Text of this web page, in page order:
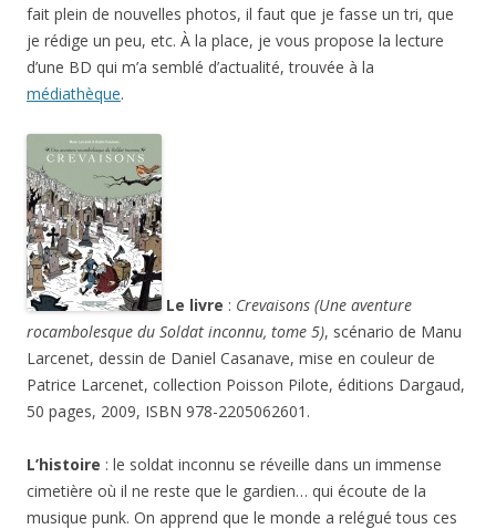
fait plein de nouvelles photos, il faut que je fasse un tri, que
je rédige un peu, etc. À la place, je vous propose la lecture
d’une BD qui m’a semblé d’actualité, trouvée à la
médiathèque.
Le livre : Crevaisons (Une aventure
rocambolesque du Soldat inconnu, tome 5), scénario de Manu
Larcenet, dessin de Daniel Casanave, mise en couleur de
Patrice Larcenet, collection Poisson Pilote, éditions Dargaud,
50 pages, 2009, ISBN 978-2205062601.
L’histoire : le soldat inconnu se réveille dans un immense
cimetière où il ne reste que le gardien… qui écoute de la
musique punk. On apprend que le monde a relégué tous ces